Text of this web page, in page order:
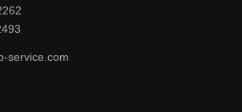
service.com